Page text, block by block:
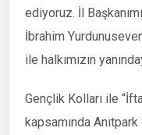
ediyoruz. İl
İbrahim
ile halkımızın
Gençlik Kolları ile
kapsamında